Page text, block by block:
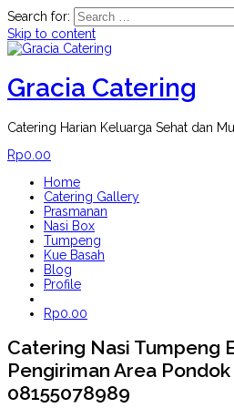
Search for:
Skip to content
Gracia Catering
Catering Harian Keluarga Sehat dan
Rp0.00
Home
Catering Gallery
Prasmanan
Nasi Box
Tumpeng
Kue Basah
Blog
Profile
Rp0.00
Catering Nasi Tumpeng
Pengiriman Area
08155078989